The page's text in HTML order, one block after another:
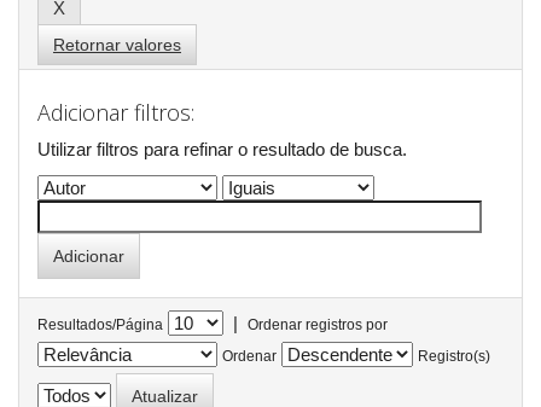
Retornar valores
Adicionar filtros:
Utilizar filtros para refinar o resultado de busca.
Resultados/Página |
Ordenar registros por
Ordenar
Registro(s)